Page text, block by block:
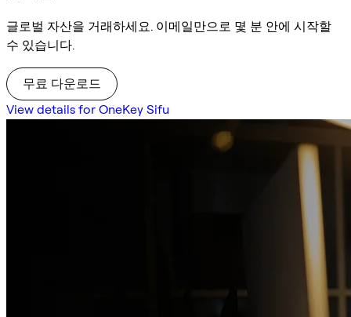
글로벌 자산을 거래하세요. 이메일만으로 몇 분 안에 시작할
수 있습니다.
무료 다운로드
View details for OneKey Sifu